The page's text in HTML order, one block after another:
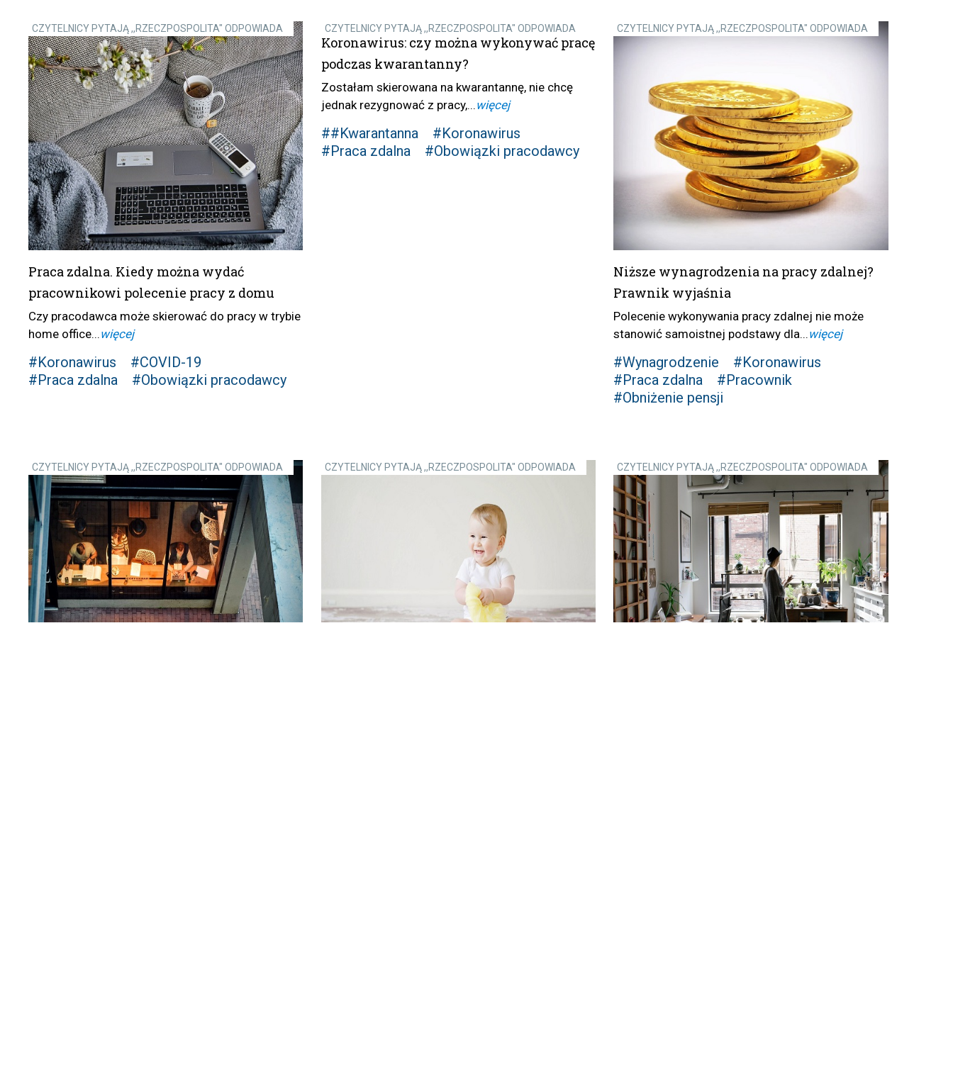
CZYTELNICY PYTAJĄ ,,RZECZPOSPOLITA" ODPOWIADA
Praca zdalna. Kiedy można wydać
pracownikowi polecenie pracy z domu
Czy pracodawca może skierować do pracy w trybie
home office... więcej
#Koronawirus
#COVID-19
#Praca zdalna
#Obowiązki pracodawcy
CZYTELNICY PYTAJĄ ,,RZECZPOSPOLITA" ODPOWIADA
Koronawirus: czy można wykonywać pracę
podczas kwarantanny?
Zostałam skierowana na kwarantannę, nie chcę
jednak rezygnować z pracy,... więcej
##Kwarantanna
#Koronawirus
#Praca zdalna
#Obowiązki pracodawcy
CZYTELNICY PYTAJĄ ,,RZECZPOSPOLITA" ODPOWIADA
Niższe wynagrodzenia na pracy zdalnej?
Prawnik wyjaśnia
Polecenie wykonywania pracy zdalnej nie może
stanowić samoistnej podstawy dla... więcej
#Wynagrodzenie
#Koronawirus
#Praca zdalna
#Pracownik
#Obniżenie pensji
CZYTELNICY PYTAJĄ ,,RZECZPOSPOLITA" ODPOWIADA CZYTELNICY PYTAJĄ ,,RZECZPOSPOLITA" ODPOWIADA CZYTELNICY PYTAJĄ ,,RZECZPOSPOLITA" ODPOWIADA